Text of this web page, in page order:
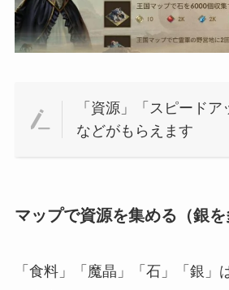
「資源」「スピードア
などがもらえます
マップで資源を集める（銀を
「食料」「魔晶」「石」「銀」